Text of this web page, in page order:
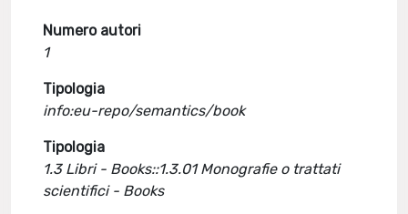
Numero autori
1
Tipologia
info:eu-repo/semantics/book
Tipologia
1.3 Libri - Books::1.3.01 Monografie o trattati
scientifici - Books